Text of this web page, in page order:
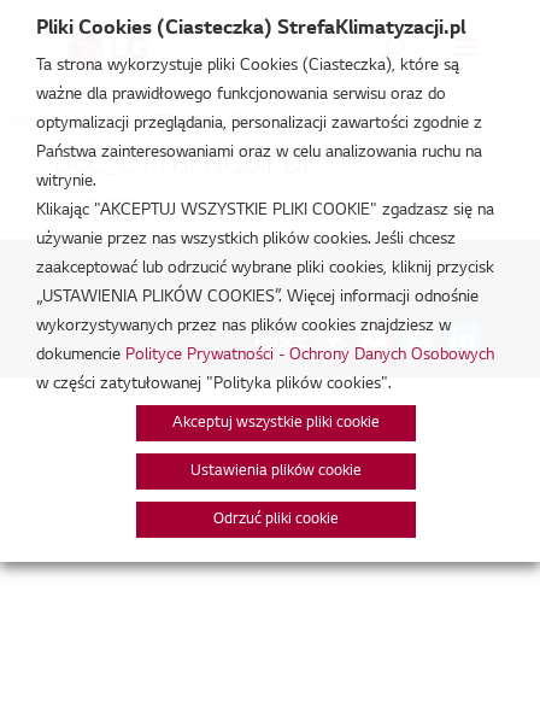
Strefa Klimatyzacji /ZTNW18GQLA1
DoC_CT18F.NQ0.PDF
lut 18, 2026
Polityka Prywatności - Ochrona danych osobowych.|
Zarządzaj zgodami na pliki cookie
Połącz:
Pliki Cookies (Ciasteczka) StrefaKlimatyzacji.pl
Ta strona wykorzystuje pliki Cookies (Ciasteczka), które są
ważne dla prawidłowego funkcjonowania serwisu oraz do
optymalizacji przeglądania, personalizacji zawartości zgodnie z
Państwa zainteresowaniami oraz w celu analizowania ruchu na
witrynie.
Klikając "AKCEPTUJ WSZYSTKIE PLIKI COOKIE" zgadzasz się na
używanie przez nas wszystkich plików cookies. Jeśli chcesz
zaakceptować lub odrzucić wybrane pliki cookies, kliknij przycisk
„USTAWIENIA PLIKÓW COOKIES”. Więcej informacji odnośnie
wykorzystywanych przez nas plików cookies znajdziesz w
dokumencie Polityce Prywatności - Ochrony Danych Osobowych
w części zatytułowanej "Polityka plików cookies".
Akceptuj wszystkie pliki cookie
Ustawienia plików cookie
Odrzuć pliki cookie